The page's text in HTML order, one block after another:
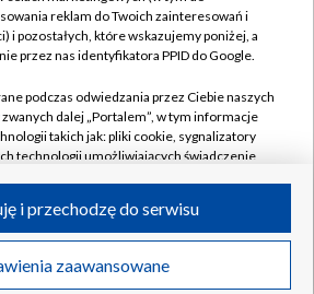
TVP
Cyfrowa
Moje zgody
Pomoc
Kontakt
Kanały
Polska S.A. w likwidacji
reklam do Twoich zainteresowań i
i pozostałych, które wskazujemy poniżej, a
przez nas identyfikatora PPID do Google.
podczas odwiedzania przez Ciebie naszych
zwanych dalej „Portalem”, w tym informacje
takich jak: pliki cookie, sygnalizatory
technologii umożliwiających świadczenie
podczas odwiedzania przez Ciebie
na Portalu, takie jak adresy IP, identyfikatory
zaawansowane
i przechodzę do serwisu